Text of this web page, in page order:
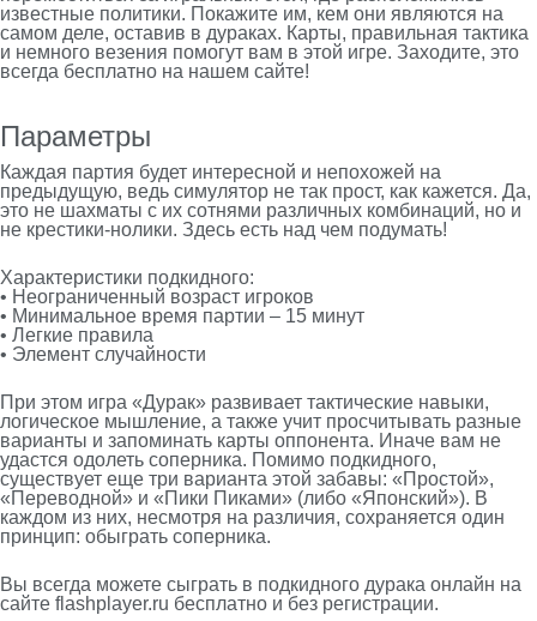
известные политики. Покажите им, кем они являются на
самом деле, оставив в дураках. Карты, правильная тактика
и немного везения помогут вам в этой игре. Заходите, это
всегда бесплатно на нашем сайте!
Параметры
Каждая партия будет интересной и непохожей на
предыдущую, ведь симулятор не так прост, как кажется. Да,
это не шахматы с их сотнями различных комбинаций, но и
не крестики-нолики. Здесь есть над чем подумать!
Характеристики подкидного:
• Неограниченный возраст игроков
• Минимальное время партии – 15 минут
• Легкие правила
• Элемент случайности
При этом игра «Дурак» развивает тактические навыки,
логическое мышление, а также учит просчитывать разные
варианты и запоминать карты оппонента. Иначе вам не
удастся одолеть соперника. Помимо подкидного,
существует еще три варианта этой забавы: «Простой»,
«Переводной» и «Пики Пиками» (либо «Японский»). В
каждом из них, несмотря на различия, сохраняется один
принцип: обыграть соперника.
Вы всегда можете сыграть в подкидного дурака онлайн на
сайте flashplayer.ru бесплатно и без регистрации.